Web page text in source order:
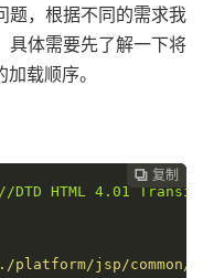
题，根据不同的需求我
具体需要先了解一下将
载顺序。
 复制
 复制
 复制
DTD HTML 4.01
jsp/common/